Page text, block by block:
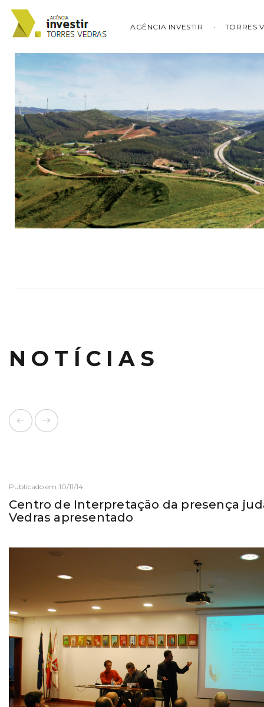
AGÊNCIA INVESTIR TORRES
NOTÍCIAS
Publicado em 10/11/14
Centro de Interpretação da presença
Vedras apresentado